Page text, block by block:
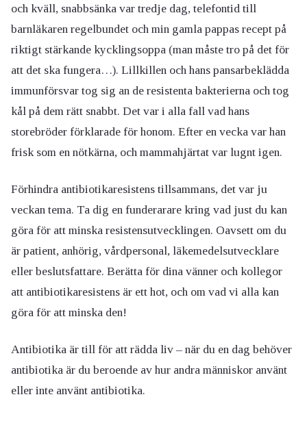
och kväll, snabbsänka var tredje dag, telefontid till
barnläkaren regelbundet och min gamla pappas recept på
riktigt stärkande kycklingsoppa (man måste tro på det för
att det ska fungera…). Lillkillen och hans pansarbeklädda
immunförsvar tog sig an de resistenta bakterierna och tog
kål på dem rätt snabbt. Det var i alla fall vad hans
storebröder förklarade för honom. Efter en vecka var han
frisk som en nötkärna, och mammahjärtat var lugnt igen.
Förhindra antibiotikaresistens tillsammans, det var ju
veckan tema. Ta dig en funderarare kring vad just du kan
göra för att minska resistensutvecklingen. Oavsett om du
är patient, anhörig, vårdpersonal, läkemedelsutvecklare
eller beslutsfattare. Berätta för dina vänner och kollegor
att antibiotikaresistens är ett hot, och om vad vi alla kan
göra för att minska den!
Antibiotika är till för att rädda liv – när du en dag behöver
antibiotika är du beroende av hur andra människor använt
eller inte använt antibiotika.